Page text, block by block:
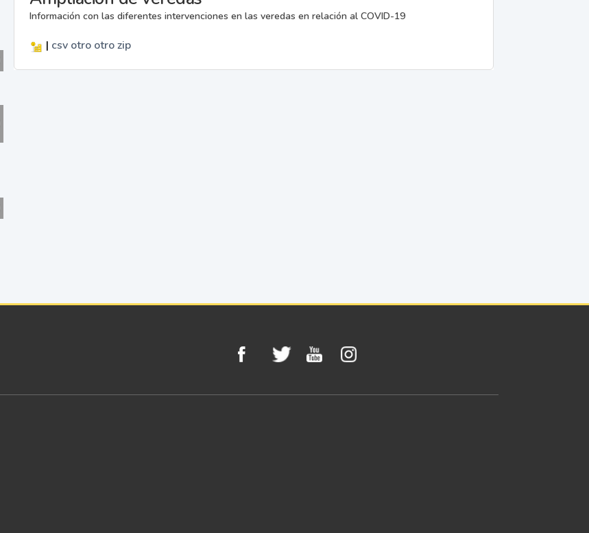
Información con las diferentes intervenciones en las veredas en relación al COVID-19
| csv otro otrozip